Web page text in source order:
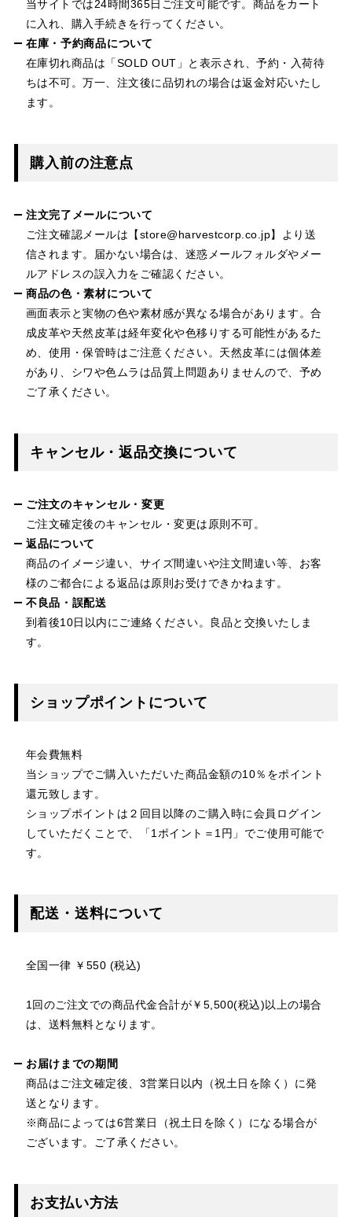
当サイトでは24時間365日ご注文可能です。商品をカート
に入れ、購入手続きを行ってください。
在庫・予約商品について
在庫切れ商品は「SOLD OUT」と表示され、予約・入荷待
ちは不可。万一、注文後に品切れの場合は返金対応いたし
ます。
購入前の注意点
注文完了メールについて
ご注文確認メールは【store@harvestcorp.co.jp】より送
信されます。届かない場合は、迷惑メールフォルダやメー
ルアドレスの誤入力をご確認ください。
商品の色・素材について
画面表示と実物の色や素材感が異なる場合があります。合
成皮革や天然皮革は経年変化や色移りする可能性があるた
め、使用・保管時はご注意ください。天然皮革には個体差
があり、シワや色ムラは品質上問題ありませんので、予め
ご了承ください。
キャンセル・返品交換について
ご注文のキャンセル・変更
ご注文確定後のキャンセル・変更は原則不可。
返品について
商品のイメージ違い、サイズ間違いや注文間違い等、お客
様のご都合による返品は原則お受けできかねます。
不良品・誤配送
到着後10日以内にご連絡ください。良品と交換いたしま
す。
ショップポイントについて
年会費無料
当ショップでご購入いただいた商品金額の10％をポイント
還元致します。
ショップポイントは２回目以降のご購入時に会員ログイン
していただくことで、「1ポイント＝1円」でご使用可能で
す。
配送・送料について
全国一律 ￥550 (税込)
1回のご注文での商品代金合計が￥5,500(税込)以上の場合
は、送料無料となります。
お届けまでの期間
商品はご注文確定後、3営業日以内（祝土日を除く）に発
送となります。
※商品によっては6営業日（祝土日を除く）になる場合が
ございます。ご了承ください。
お支払い方法